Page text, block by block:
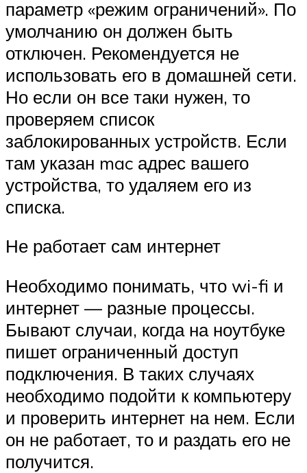
параметр «режим ограничений». По
умолчанию он должен быть
отключен. Рекомендуется не
использовать его в домашней сети.
Но если он все таки нужен, то
проверяем список
заблокированных устройств. Если
там указан mac адрес вашего
устройства, то удаляем его из
списка.
Не работает сам интернет
Необходимо понимать, что wi-fi и
интернет — разные процессы.
Бывают случаи, когда на ноутбуке
пишет ограниченный доступ
подключения. В таких случаях
необходимо подойти к компьютеру
и проверить интернет на нем. Если
он не работает, то и раздать его не
получится.